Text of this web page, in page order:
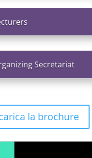
Secretariat
la brochure